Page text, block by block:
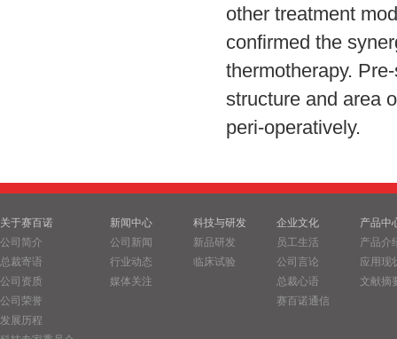
other treatment
confirmed the
thermotherapy.
structure and area
peri-operatively.
关于赛百诺
公司简介
总裁寄语
公司资质
公司荣誉
发展历程
新闻中心
公司新闻
行业动态
媒体关注
科技与研发
新品研发
临床试验
企业文化
员工生活
公司言论
总裁心语
赛百诺通信
产品中
产品介
应用现
文献摘